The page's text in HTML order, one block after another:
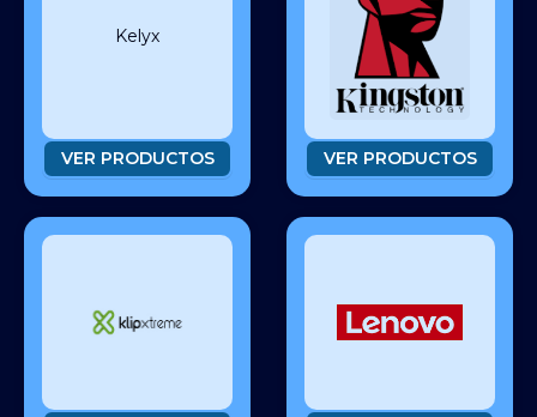
Kelyx
VER PRODUCTOS VER PRODUCTOS